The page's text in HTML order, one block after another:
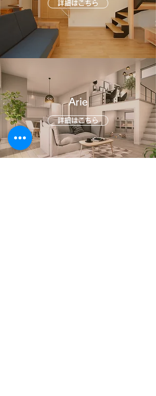
詳細はこちら
Arie
詳細はこちら